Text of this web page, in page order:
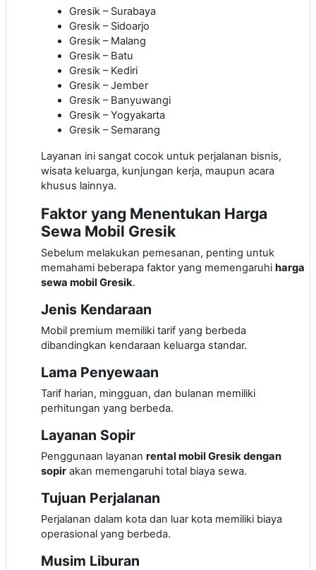
Gresik – Surabaya
Gresik – Sidoarjo
Gresik – Malang
Gresik – Batu
Gresik – Kediri
Gresik – Jember
Gresik – Banyuwangi
Gresik – Yogyakarta
Gresik – Semarang
Layanan ini sangat cocok untuk perjalanan bisnis,
wisata keluarga, kunjungan kerja, maupun acara
khusus lainnya.
Faktor yang Menentukan Harga
Sewa Mobil Gresik
Sebelum melakukan pemesanan, penting untuk
memahami beberapa faktor yang memengaruhi harga
sewa mobil Gresik.
Jenis Kendaraan
Mobil premium memiliki tarif yang berbeda
dibandingkan kendaraan keluarga standar.
Lama Penyewaan
Tarif harian, mingguan, dan bulanan memiliki
perhitungan yang berbeda.
Layanan Sopir
Penggunaan layanan rental mobil Gresik dengan
sopir akan memengaruhi total biaya sewa.
Tujuan Perjalanan
Perjalanan dalam kota dan luar kota memiliki biaya
operasional yang berbeda.
Musim Liburan